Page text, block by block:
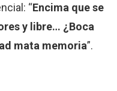
“Encima que se
y libre… ¿Boca
mata memoria”.